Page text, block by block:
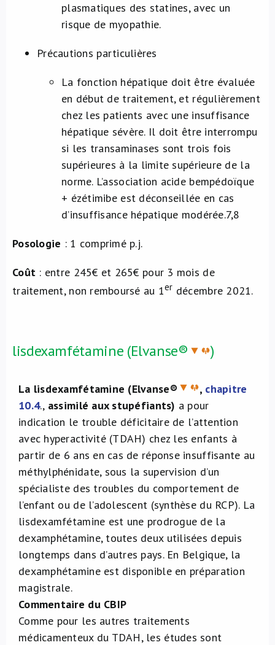
plasmatiques des statines, avec un
risque de myopathie.
Précautions particulières
La fonction hépatique doit être évaluée
en début de traitement, et régulièrement
chez les patients avec une insuffisance
hépatique sévère. Il doit être interrompu
si les transaminases sont trois fois
supérieures à la limite supérieure de la
norme. L’association acide bempédoïque
+ ézétimibe est déconseillée en cas
d’insuffisance hépatique modérée.7,8
Posologie : 1 comprimé p.j.
Coût : entre 245€ et 265€ pour 3 mois de
traitement, non remboursé au 1er décembre 2021.
lisdexamfétamine (Elvanse® )
La lisdexamfétamine (Elvanse® , chapitre
10.4., assimilé aux stupéfiants) a pour
indication le trouble déficitaire de l’attention
avec hyperactivité (TDAH) chez les enfants à
partir de 6 ans en cas de réponse insuffisante au
méthylphénidate, sous la supervision d’un
spécialiste des troubles du comportement de
l’enfant ou de l’adolescent (synthèse du RCP). La
lisdexamfétamine est une prodrogue de la
dexamphétamine, toutes deux utilisées depuis
longtemps dans d’autres pays. En Belgique, la
dexamphétamine est disponible en préparation
magistrale.
Commentaire du CBIP
Comme pour les autres traitements
médicamenteux du TDAH, les études sont